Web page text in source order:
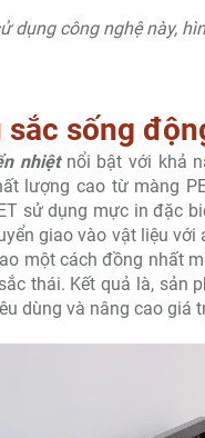
dụng công nghệ này,
sống
nhiệtnổi bật với khả
lượng cao từ màng
sử dụng mực in đặc
giao vào vật liệu
một cách đồng nhất
thái. Kết quả là, sản
dùng và nâng cao giá